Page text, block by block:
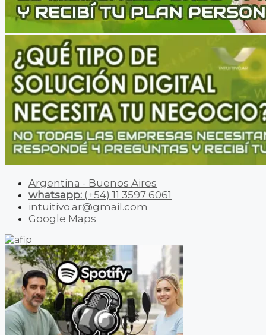
Argentina - Buenos Aires
whatsapp: (+54) 11 3597 6061
intuitivo.ar@gmail.com
Google Maps